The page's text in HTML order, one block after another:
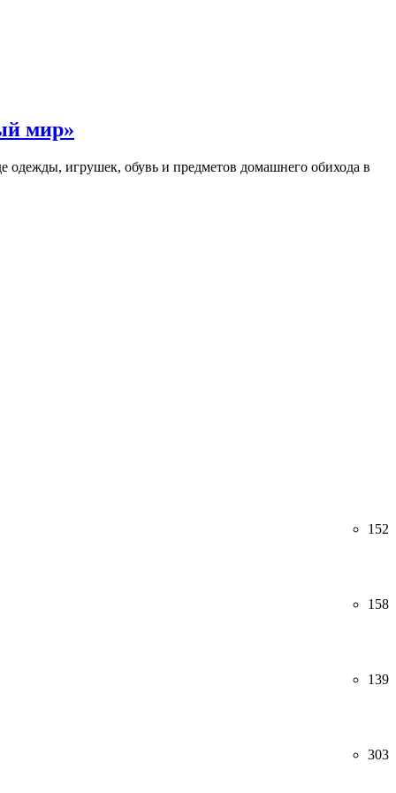
мир»
игрушек, обувь и предметов домашнего обихода в
152
158
139
303